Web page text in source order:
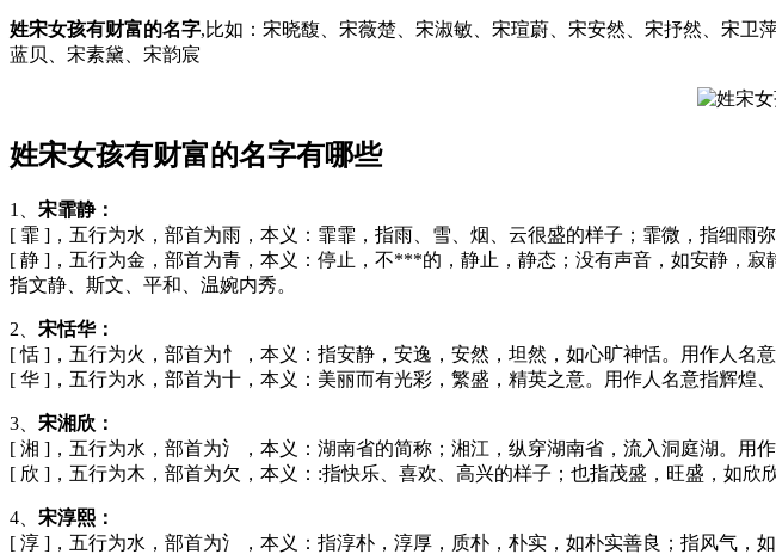
姓宋女孩有财富的名字,比如：宋晓馥、宋薇楚、宋淑敏、宋瑄蔚、宋安然、宋抒然、宋
蓝贝、宋素黛、宋韵宸
姓宋女孩有财富的名字有哪些
1、 宋霏静：
[ 霏 ]，五行为水，部首为雨，本义：霏霏，指雨、雪、烟、云很盛的样子；霏微，指细雨
[ 静 ]，五行为金，部首为青，本义：停止，不***的，静止，静态；没有声音，如安静，
指文静、斯文、平和、温婉内秀。
2、 宋恬华：
[ 恬 ]，五行为火，部首为忄，本义：指安静，安逸，安然，坦然，如心旷神恬。用作人名
[ 华 ]，五行为水，部首为十，本义：美丽而有光彩，繁盛，精英之意。用作人名意指辉煌、
3、 宋湘欣：
[ 湘 ]，五行为水，部首为氵，本义：湖南省的简称；湘江，纵穿湖南省，流入洞庭湖。用
[ 欣 ]，五行为木，部首为欠，本义：:指快乐、喜欢、高兴的样子；也指茂盛，旺盛，如欣
4、 宋淳熙：
[ 淳 ]，五行为水，部首为氵，本义：指淳朴，淳厚，质朴，朴实，如朴实善良；指风气，